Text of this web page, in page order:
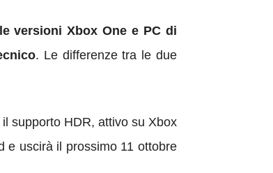
le versioni Xbox One e PC di
. Le differenze tra le due
supporto HDR, attivo su Xbox
e uscirà il prossimo 11 ottobre